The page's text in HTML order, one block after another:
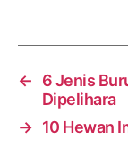
←
6 Jenis
Dipelihara
→ 10 Hewan